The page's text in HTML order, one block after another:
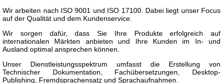
Wir arbeiten nach ISO 9001 und ISO 17100. Dabei liegt unser Focus
auf der Qualität und dem Kundenservice.
Wir sorgen dafür, dass Sie Ihre Produkte erfolgreich auf
internationalen Märkten anbieten und Ihre Kunden im In- und
Ausland optimal ansprechen können.
Unser Dienstleistungsspektrum umfasst die Erstellung von
Technischer Dokumentation, Fachübersetzungen, Desktop-
Publishing, Fremdsprachensatz und Sprachaufnahmen.